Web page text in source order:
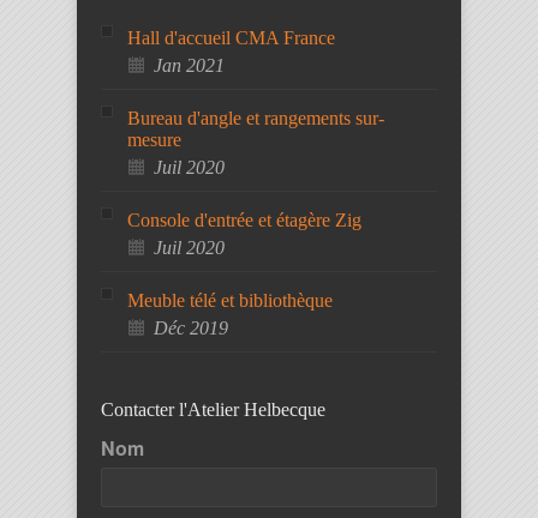
Hall d'accueil CMA France
Jan 2021
Bureau d'angle et rangements sur-
mesure
Juil 2020
Console d'entrée et étagère Zig
Juil 2020
Meuble télé et bibliothèque
Déc 2019
Contacter l'Atelier Helbecque
Nom